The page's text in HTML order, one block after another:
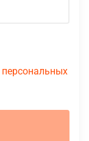
персональных